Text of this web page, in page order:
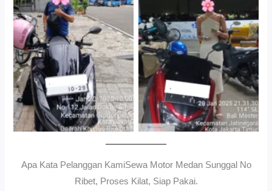
Antar Jemput Kendaraan
Gedung Parkir P6ASewa
Motor Medan Sunggal No
Ribet, Proses Kilat, Siap
Pakai.
Apa Kata Pelanggan KamiSewa Motor Medan Sunggal No
Ribet, Proses Kilat, Siap Pakai.